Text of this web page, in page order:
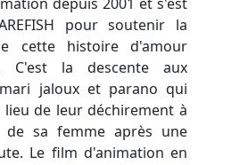
pour soutenir la
cette histoire d'amour
C'est la descente aux
jaloux et parano qui
de leur déchirement à
de sa femme après une
Le film d'animation en